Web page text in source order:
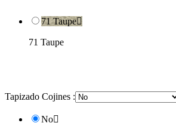
71 Taupe
71 Taupe
Tapizado Cojines :
No